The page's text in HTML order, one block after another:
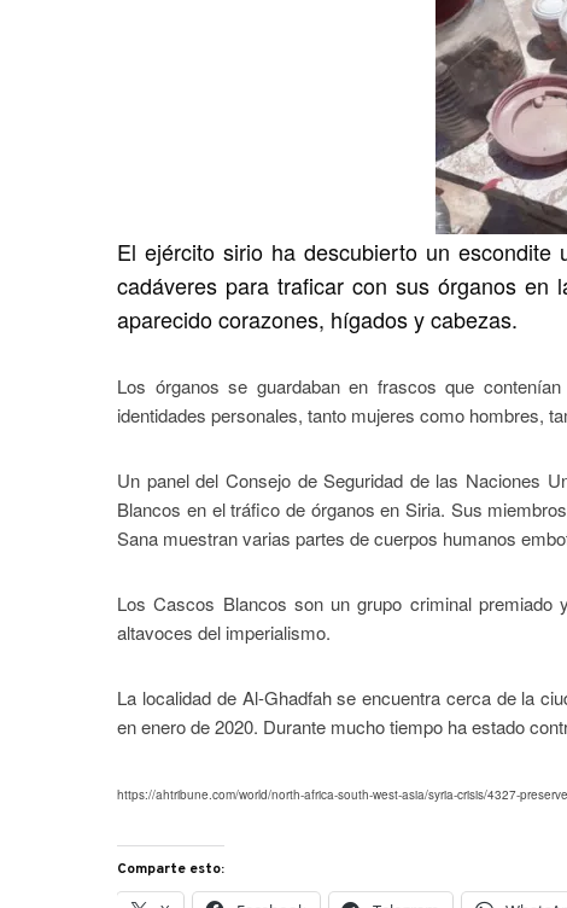
El ejército sirio ha descubierto un
cadáveres para traficar con sus órganos
aparecido corazones, hígados y cabezas.
Los órganos se guardaban en frascos que
identidades personales, tanto mujeres como hombres,
Un panel del Consejo de Seguridad de las Naciones
Blancos en el tráfico de órganos en Siria. Sus
Sana muestran varias partes de cuerpos humanos
Los Cascos Blancos son un grupo criminal
altavoces del imperialismo.
La localidad de Al-Ghadfah se encuentra cerca de la
en enero de 2020. Durante mucho tiempo ha estado
https://ahtribune.com/world/north-africa-south-west-asia/syria-crisis/4327-
Comparte esto: